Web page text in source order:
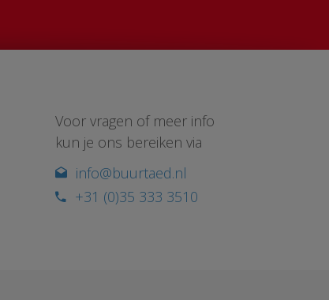
Voor vragen of meer info
kun je ons bereiken via
info@buurtaed.nl
+31 (0)35 333 3510